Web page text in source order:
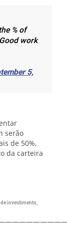
% of
work
5,
serão
de 50%,
da carteira
investimento,